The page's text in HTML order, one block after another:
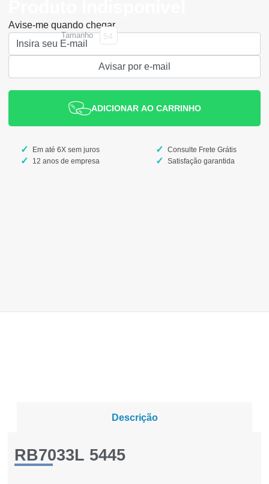
tamanho 54
Avise-me quando chegar
ADICIONAR AO CARRINHO
Em até 6X sem juros
12 anos de empresa
Consulte Frete Grátis
Satisfação garantida
Descrição
RB7033L 5445